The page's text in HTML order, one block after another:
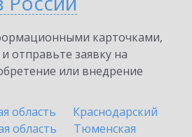
карточками,
отправьте заявку на
или внедрение
область
Краснодарский
область
Тюменская